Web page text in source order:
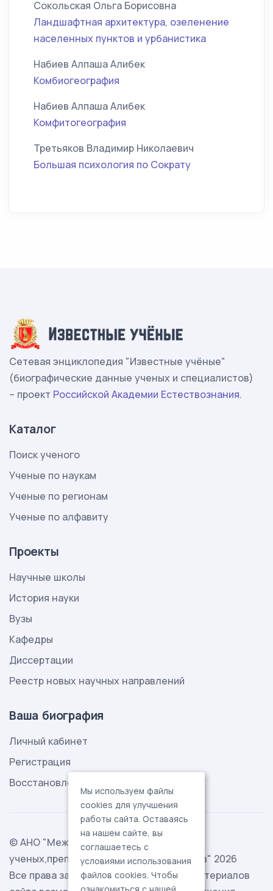
Сокольская Ольга Борисовна
Ландшафтная архитектура, озеленение
населенных пунктов и урбанистика
Набиев Алпаша Алибек
Комбиогеография
Набиев Алпаша Алибек
Комфитогеография
Третьяков Владимир Николаевич
Большая психология по Сократу
Сетевая энциклопедия "Известные учёные"
(биографические данные ученых и специалистов)
– проект Российской Академии Естествознания.
Каталог
Поиск ученого
Ученые по наукам
Ученые по регионам
Ученые по алфавиту
Проекты
Научные школы
История науки
Вузы
Кафедры
Диссертации
Реестр новых научных направлений
Ваша биография
Личный кабинет
Регистрация
Восстановление пароля
© АНО "Международная ассоциация
ученых,преподавателей и специалистов" 2026
Все права защищены. Использование материалов
Мы используем файлы
cookies для улучшения
работы сайта. Оставаясь
на нашем сайте, вы
соглашаетесь с
условиями использования
файлов cookies. Чтобы